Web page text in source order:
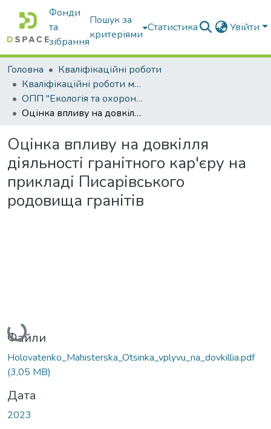
Фонди
та
зібрання
Пошук за
критеріями
Статистика Увійти
Головна
Кваліфікаційні роботи
Кваліфікаційні роботи магістрів
ОПП "Екологія та охорона навколишнього середовища"
Оцінка впливу на довкілля діяльності гранітного кар'єру на прикладі Писарівського родовища гранітів
Оцінка впливу на довкілля
діяльності гранітного кар'єру на
прикладі Писарівського
родовища гранітів
Вантажиться...
Файли
Holovatenko_Mahisterska_Otsinka_vplyvu_na_dovkillia.pdf
(3,05 MB)
Дата
2023